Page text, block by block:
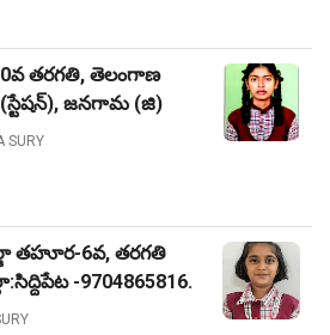
తరగతి, తెలంగాణ
జనగామ (జి)
SURY
తహూర-6వ, తరగతి
-9704865816.